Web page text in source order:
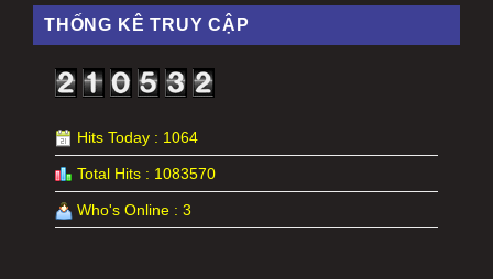
THỐNG KÊ TRUY CẬP
Hits Today : 1064
Total Hits : 1083570
Who's Online : 3